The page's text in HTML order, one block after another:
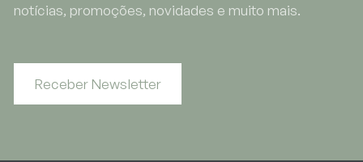
notícias, promoções, novidades e muito mais.
Receber Newsletter